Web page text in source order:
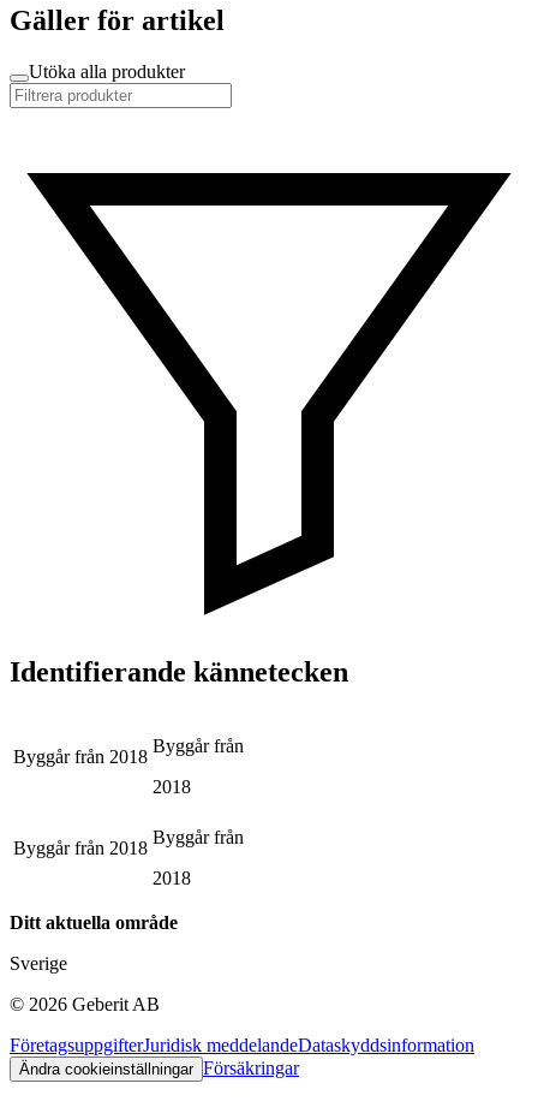
Gäller för artikel
Utöka alla produkter
Identifierande kännetecken
Byggår från 2018
Byggår från
2018
Byggår från 2018
Byggår från
2018
Ditt aktuella område
Sverige
© 2026 Geberit AB
FöretagsuppgifterJuridisk meddelandeDataskyddsinformation
Ändra cookieinställningar Försäkringar